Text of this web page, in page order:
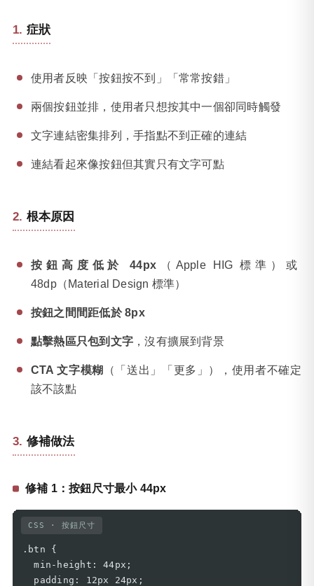
症狀
使用者反映「按鈕按不到」「常常按錯」
兩個按鈕並排，使用者只想按其中一個卻同時觸發
文字連結密集排列，手指點不到正確的連結
連結看起來像按鈕但其實只有文字可點
根本原因
按鈕高度低於 44px （Apple HIG 標準）或
48dp（Material Design 標準）
按鈕之間間距低於 8px
點擊熱區只包到文字 ，沒有擴展到背景
CTA 文字模糊
（「送出」「更多」），使用者不確定
該不該點
修補做法
修補 1：按鈕尺寸最小 44px
CSS · 按鈕尺寸
.btn {
  min-height: 44px;
  padding: 12px 24px;